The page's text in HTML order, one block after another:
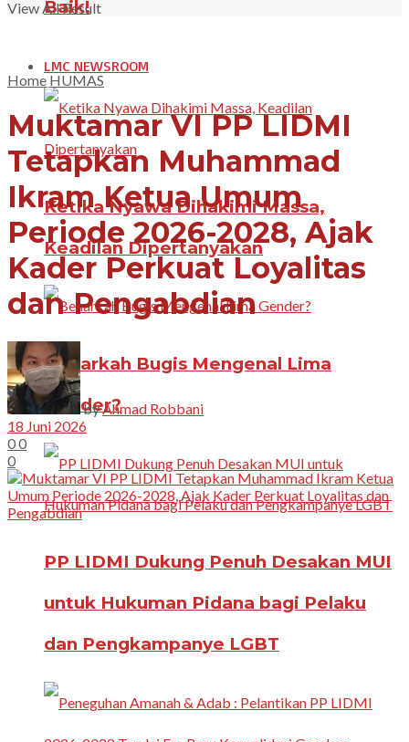
Baik!
LMC NEWSROOM
Ketika Nyawa Dihakimi Massa,
Keadilan Dipertanyakan
Benarkah Bugis Mengenal Lima
Gender?
PP LIDMI Dukung Penuh Desakan MUI
untuk Hukuman Pidana bagi Pelaku
dan Pengkampanye LGBT
View All Result
Home HUMAS
Muktamar VI PP LIDMI
Tetapkan Muhammad
Ikram Ketua Umum
Periode 2026-2028, Ajak
Kader Perkuat Loyalitas
dan Pengabdian
byAhmad Robbani
18 Juni 2026
00
0